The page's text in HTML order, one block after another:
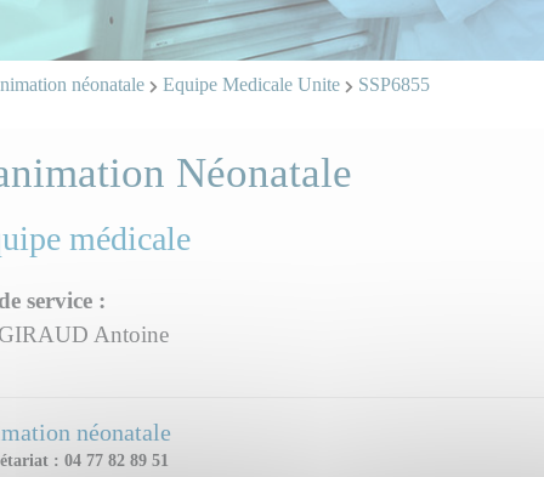
néonatale Equipe Medicale Unite SSP6855
Néonatale
médicale
service :
Antoine
néonatale
: 04 77 82 89 51